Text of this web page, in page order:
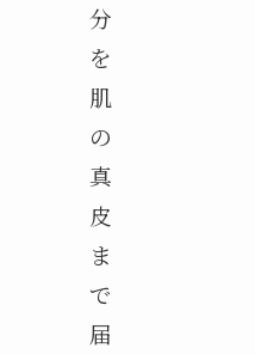
分
を
肌
の
真
皮
ま
で
届